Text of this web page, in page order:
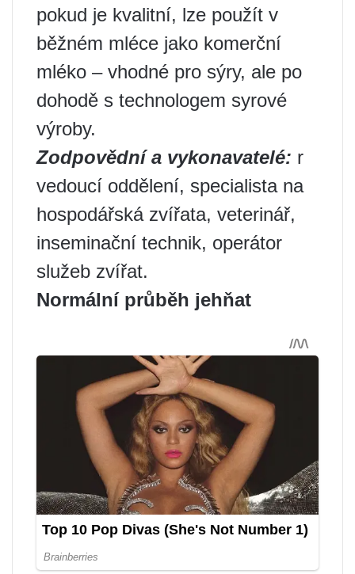
pokud je kvalitní, lze použít v
běžném mléce jako komerční
mléko – vhodné pro sýry, ale po
dohodě s technologem syrové
výroby.
Zodpovědní a vykonavatelé: r
vedoucí oddělení, specialista na
hospodářská zvířata, veterinář,
inseminační technik, operátor
služeb zvířat.
Normální průběh jehňat